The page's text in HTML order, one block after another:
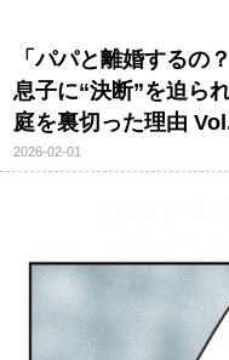
「パパと離婚するの
息子に“決断”を迫ら
庭を裏切った理由
2026-02-01